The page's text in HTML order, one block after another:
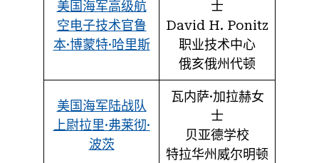
美国海军高级航
空电子技术官鲁
本·博蒙特·哈里斯
士
David H. Ponitz
职业技术中心
俄亥俄州代顿
美国海军陆战队
上尉拉里·弗莱彻·
波茨
瓦内萨·加拉赫女
士
贝亚德学校
特拉华州威尔明顿